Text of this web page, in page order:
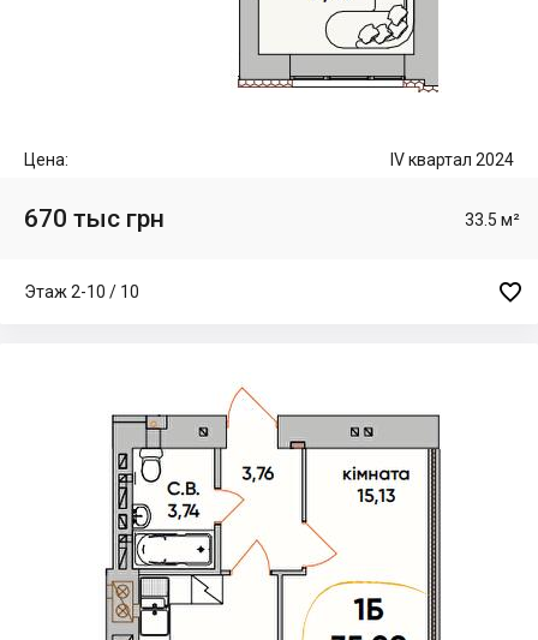
Цена: IV квартал 2024
670 тыс грн 33.5 м²
Этаж 2-10 / 10 